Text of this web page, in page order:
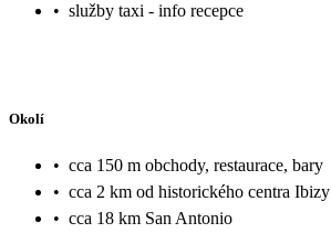
• služby taxi - info recepce
Okolí
• cca 150 m obchody, restaurace, bary
• cca 2 km od historického centra Ibizy
• cca 18 km San Antonio